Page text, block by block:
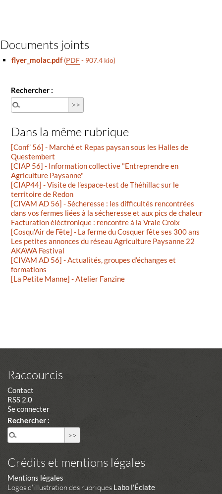
Documents joints
flyer_molac.pdf (PDF- 907.4 kio)
Rechercher :
Dans la même rubrique
[Conf’ 56] - Marché et Repas paysan sous les Halles de
Questembert
[CIAP 56] - Information collective "Entreprendre en
Agriculture Paysanne"
[CIAP44] - Visite de l’espace-test de Théhillac sur le
territoire de Redon
[CIVAM AD 56] - Sécheresse : les difficultés rencontrées
dans vos fermes liées à la sécheresse et aux pics de chaleur
Facturation éléctronique : rencontre à la Vraie Croix
[Cosqu’Air de Fête] - La ferme du Cosquer fête ses 300 ans
Les petites annonces du réseau Agriculture Paysanne 22
AKAWA Festival
[CIVAM AD 56] - Actualités, groupes d’échanges et
formations
[La Petite Manne] - Atelier Fanzine
Raccourcis
Contact
RSS 2.0
Se connecter
Rechercher :
Crédits et mentions légales
Mentions légales
Logos d'illustration des rubriques Labo l'Éclate